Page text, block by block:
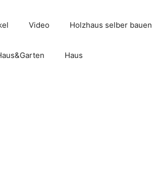
Video Holzhaus selber bauen
Haus